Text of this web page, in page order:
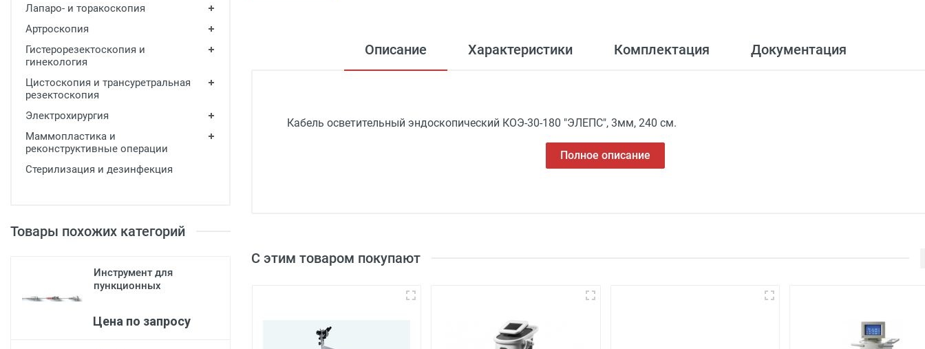
Лабораторное оборудование
Оборудование для скорой помощи
Прачечное оборудование
Медицинские мониторы
Косметология
Лапаро- и торакоскопия
Артроскопия
Гистерорезектоскопия и
гинекология
Цистоскопия и трансуретральная
резектоскопия
Электрохирургия
Маммопластика и
реконструктивные операции
Стерилизация и дезинфекция
Товары похожих категорий
Инструмент для
пункционных
Цена по запросу
Описание Характеристики Комплектация Документация
Кабель осветительный эндоскопический КОЭ-30-180 "ЭЛЕПС", 3мм, 240 см.
Полное описание
С этим товаром покупают